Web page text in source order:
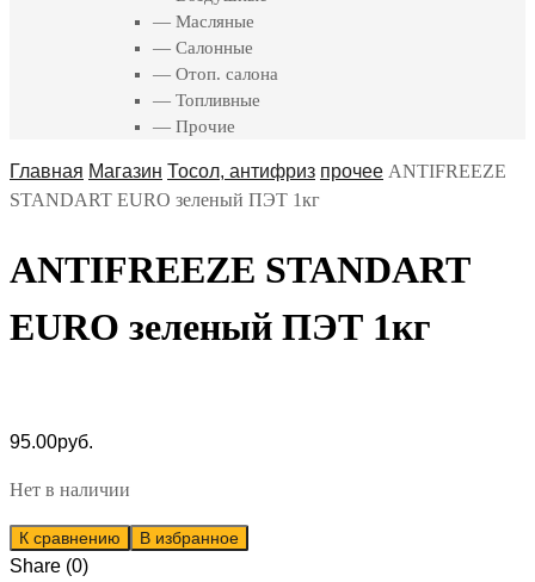
— Масляные
— Салонные
— Отоп. салона
— Топливные
— Прочие
Главная Магазин Тосол, антифриз прочее ANTIFREEZE
STANDART EURO зеленый ПЭТ 1кг
ANTIFREEZE STANDART
EURO зеленый ПЭТ 1кг
95.00руб.
Нет в наличии
К сравнению В избранное
Share (0)